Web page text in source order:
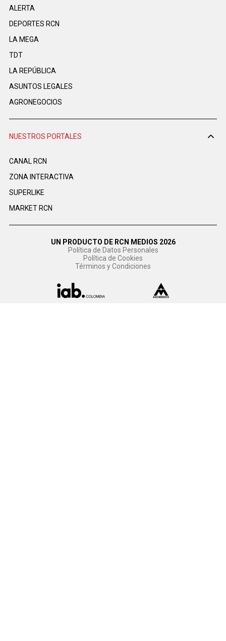
ALERTA
DEPORTES RCN
LA MEGA
TDT
LA REPÚBLICA
ASUNTOS LEGALES
AGRONEGOCIOS
NUESTROS PORTALES
CANAL RCN
ZONA INTERACTIVA
SUPERLIKE
MARKET RCN
UN PRODUCTO DE RCN MEDIOS 2026
Política de Datos Personales
Política de Cookies
Términos y Condiciones